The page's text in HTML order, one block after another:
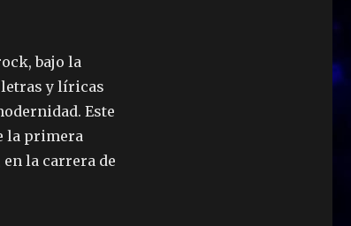
bajo la
y líricas
Este
la primera
la carrera de